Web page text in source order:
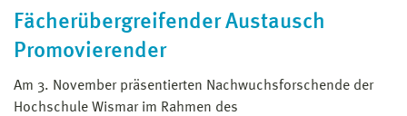
Fächerübergreifender Austausch
Promovierender
Am 3. November präsentierten Nachwuchsforschende der
Hochschule Wismar im Rahmen des